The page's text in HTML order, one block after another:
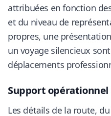
attribuées en fonction
et du niveau de
propres, une
un voyage silencieux
déplacements
Support opérationnel
Les détails de la route,